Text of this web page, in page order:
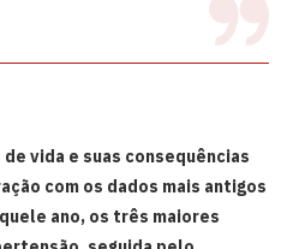
vida e suas consequências
com os dados mais antigos
ano, os três maiores